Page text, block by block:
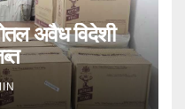
अवैध विदेशी